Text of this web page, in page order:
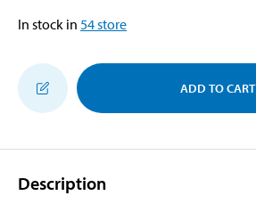
In stock in 54store
ADD TO CART
Description